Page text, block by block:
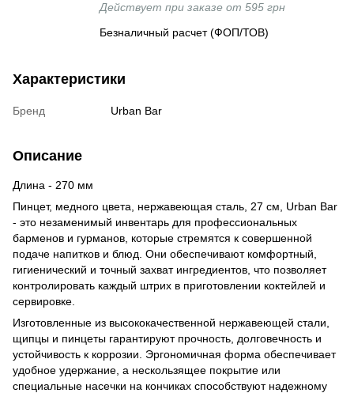
Действует при заказе от 595 грн
Безналичный расчет (ФОП/ТОВ)
Характеристики
Бренд Urban Bar
Описание
Длина - 270 мм
Пинцет, медного цвета, нержавеющая сталь, 27 см, Urban Bar
- это незаменимый инвентарь для профессиональных
барменов и гурманов, которые стремятся к совершенной
подаче напитков и блюд. Они обеспечивают комфортный,
гигиенический и точный захват ингредиентов, что позволяет
контролировать каждый штрих в приготовлении коктейлей и
сервировке.
Изготовленные из высококачественной нержавеющей стали,
щипцы и пинцеты гарантируют прочность, долговечность и
устойчивость к коррозии. Эргономичная форма обеспечивает
удобное удержание, а нескользящее покрытие или
специальные насечки на кончиках способствуют надежному